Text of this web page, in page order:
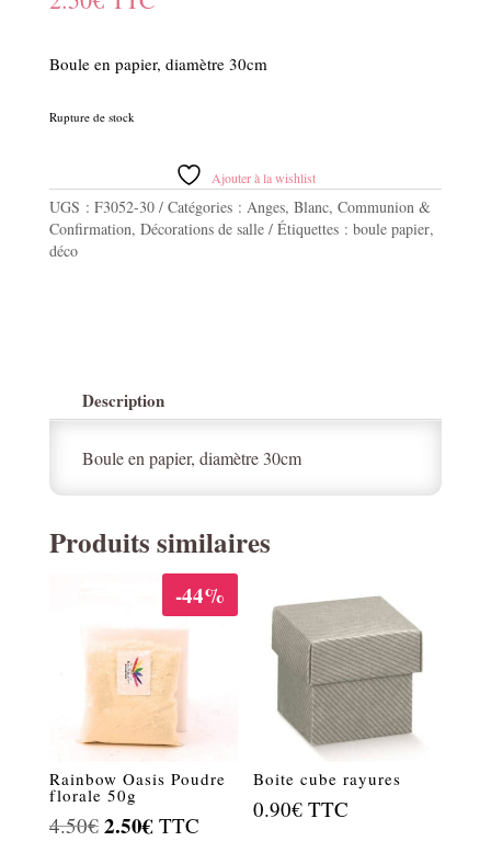
Boule en papier, diamètre 30cm
Rupture de stock
Ajouter à la wishlist
UGS : F3052-30 Catégories : Anges, Blanc, Communion &
Confirmation, Décorations de salle Étiquettes : boule papier,
déco
Description
Boule en papier, diamètre 30cm
Produits similaires
-44%
Rainbow Oasis Poudre
florale 50g
4.50€ Le
2.50€Le
TTC
Boite cube rayures
0.90€ TTC